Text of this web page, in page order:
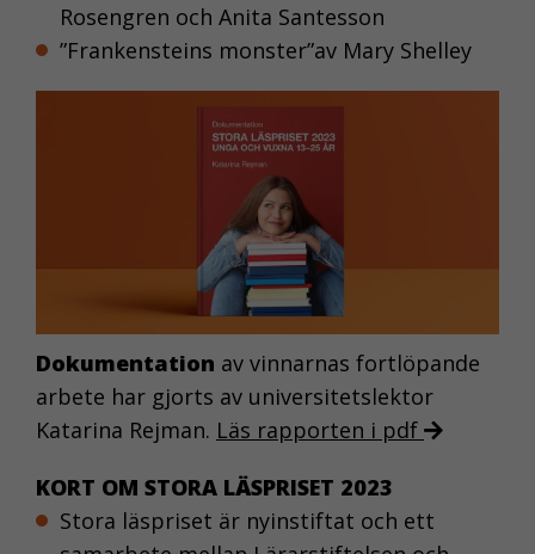
Rosengren och Anita Santesson
”Frankensteins monster”av Mary Shelley
Dokumentation av vinnarnas fortlöpande
arbete har gjorts av universitetslektor
Katarina Rejman. Läs rapporten i pdf
KORT OM STORA LÄSPRISET 2023
Stora läspriset är nyinstiftat och ett
KAKOR
Nödvändiga
kakor aktiverar
grundläggande
exempel
sidnavigering.
De behövs för
att webbplatsen
ska fungera och
de går inte att
välja bort.
KAKOR FÖR